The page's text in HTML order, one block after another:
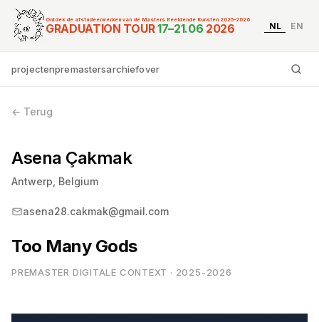
Graduation Tour
Ontdek de afstudeerwerken van de Masters Beeldende Kunsten 2025–2026.
GRADUATION TOUR17–21.06 2026 NL EN
projectenpremastersarchiefover
← Terug
Too Many Gods
PREMASTER DIGITALE CONTEXT · 2025-2026
Asena Çakmak
Antwerp, Belgium
asena28.cakmak@gmail.com